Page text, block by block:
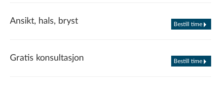
Ansikt, hals, bryst Bestill time
Gratis konsultasjon Bestill time